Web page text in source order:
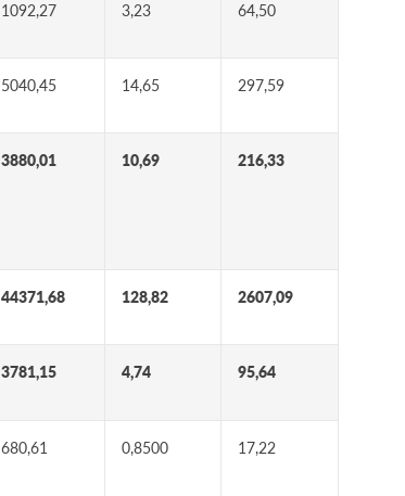
1092,27 3,23 64,50
5040,45 14,65 297,59
3880,01 10,69 216,33
44371,68 128,82 2607,09
3781,15 4,74 95,64
680,61 0,8500 17,22